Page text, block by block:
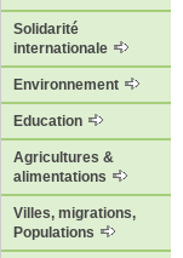
Solidarité
internationale
Environnement
Education
Agricultures &
alimentations
Villes, migrations,
Populations